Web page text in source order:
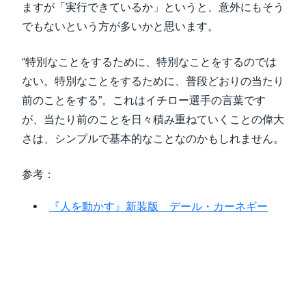
ますが「実行できているか」というと、意外にもそう
でもないという方が多いかと思います。
“特別なことをするために、特別なことをするのでは
ない。特別なことをするために、普段どおりの当たり
前のことをする”。これはイチロー選手の言葉です
が、当たり前のことを日々積み重ねていくことの偉大
さは、シンプルで基本的なことなのかもしれません。
参考：
『人を動かす』新装版 デール・カーネギー